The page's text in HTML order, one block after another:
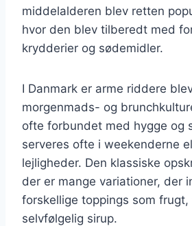
middelalderen blev retten
hvor den blev tilberedt med
krydderier og sødemidler.
I Danmark er arme riddere
morgenmads- og
ofte forbundet med hygge og
serveres ofte i weekenderne
lejligheder. Den klassiske
der er mange variationer, der
forskellige toppings som
selvfølgelig sirup.